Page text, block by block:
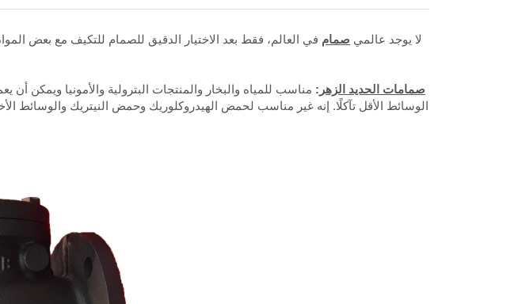
لا يوجد عالمي صمام في العالم، فقط بعد الاختيار الدقيق للصمام للتكيف مع بعض
صمامات الحديد الزهر : مناسب للمياه والبخار والمنتجات البترولية والأمونيا ويمكن
الوسائط الأقل تآكلًا. إنه غير مناسب لحمض الهيدروكلوريك وحمض النيتريك